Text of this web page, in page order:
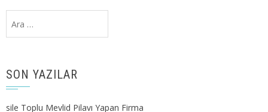
SON YAZILAR
sile Toplu Mevlid Pilavı Yapan Firma